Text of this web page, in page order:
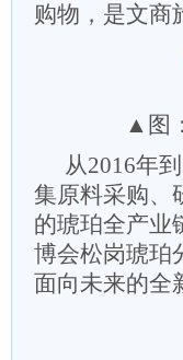
购物，是文商
▲图
从2016年
集原料采购、
的琥珀全产业
博会松岗琥珀
面向未来的全